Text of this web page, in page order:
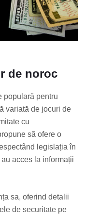
de noroc
populară pentru
variată de jocuri de
cu
să ofere o
legislația în
acces la informații
sa, oferind detalii
de securitate pe